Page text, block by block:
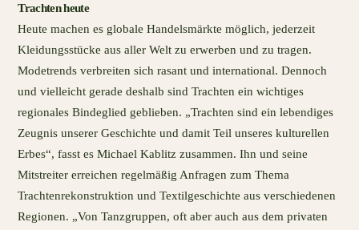
Trachten heute
Heute machen es globale Handelsmärkte möglich, jederzeit
Kleidungsstücke aus aller Welt zu erwerben und zu tragen.
Modetrends verbreiten sich rasant und international. Dennoch
und vielleicht gerade deshalb sind Trachten ein wichtiges
regionales Bindeglied geblieben. „Trachten sind ein lebendiges
Zeugnis unserer Geschichte und damit Teil unseres kulturellen
Erbes“, fasst es Michael Kablitz zusammen. Ihn und seine
Mitstreiter erreichen regelmäßig Anfragen zum Thema
Trachtenrekonstruktion und Textilgeschichte aus verschiedenen
Regionen. „Von Tanzgruppen, oft aber auch aus dem privaten